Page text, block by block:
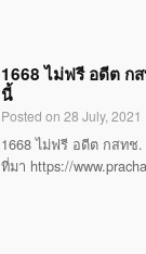
1668 ไม่ฟรี อดีต ก
นี้
Posted on 28 July, 2021
1668 ไม่ฟรี อดีต กสท
ที่มา https://